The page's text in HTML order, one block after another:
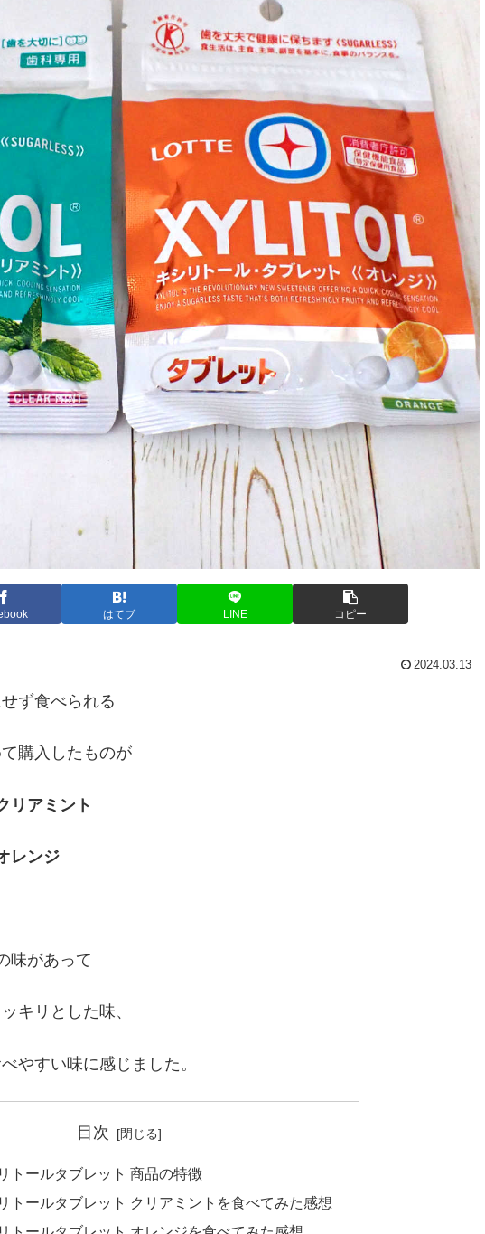
はてブ LINE コピー
2024.03.13
ず食べられる
購入したものが
リアミント
レンジ
味があって
キリとした味、
やすい味に感じました。
目次
トールタブレット 商品の特徴
トールタブレット クリアミントを食べてみた感想